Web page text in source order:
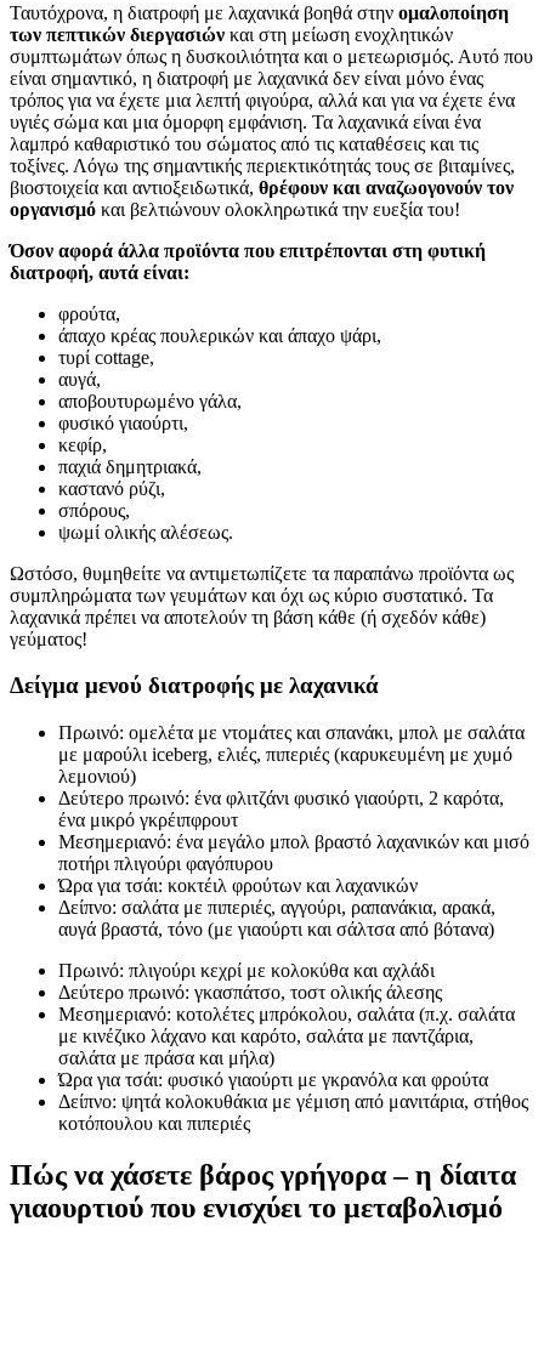
Ταυτόχρονα, η διατροφή με λαχανικά βοηθά στην ομαλοποίηση
των πεπτικών διεργασιών και στη μείωση ενοχλητικών
συμπτωμάτων όπως η δυσκοιλιότητα και ο μετεωρισμός. Αυτό που
είναι σημαντικό, η διατροφή με λαχανικά δεν είναι μόνο ένας
τρόπος για να έχετε μια λεπτή φιγούρα, αλλά και για να έχετε ένα
υγιές σώμα και μια όμορφη εμφάνιση. Τα λαχανικά είναι ένα
λαμπρό καθαριστικό του σώματος από τις καταθέσεις και τις
τοξίνες. Λόγω της σημαντικής περιεκτικότητάς τους σε βιταμίνες,
βιοστοιχεία και αντιοξειδωτικά, θρέφουν και αναζωογονούν τον
οργανισμό και βελτιώνουν ολοκληρωτικά την ευεξία του!
Όσον αφορά άλλα προϊόντα που επιτρέπονται στη φυτική
διατροφή, αυτά είναι:
φρούτα,
άπαχο κρέας πουλερικών και άπαχο ψάρι,
τυρί cottage,
αυγά,
αποβουτυρωμένο γάλα,
φυσικό γιαούρτι,
κεφίρ,
παχιά δημητριακά,
καστανό ρύζι,
σπόρους,
ψωμί ολικής αλέσεως.
Ωστόσο, θυμηθείτε να αντιμετωπίζετε τα παραπάνω προϊόντα ως
συμπληρώματα των γευμάτων και όχι ως κύριο συστατικό. Τα
λαχανικά πρέπει να αποτελούν τη βάση κάθε (ή σχεδόν κάθε)
γεύματος!
Δείγμα μενού διατροφής με λαχανικά
Πρωινό: ομελέτα με ντομάτες και σπανάκι, μπολ με σαλάτα
με μαρούλι iceberg, ελιές, πιπεριές (καρυκευμένη με χυμό
λεμονιού)
Δεύτερο πρωινό: ένα φλιτζάνι φυσικό γιαούρτι, 2 καρότα,
ένα μικρό γκρέιπφρουτ
Μεσημεριανό: ένα μεγάλο μπολ βραστό λαχανικών και μισό
ποτήρι πλιγούρι φαγόπυρου
Ώρα για τσάι: κοκτέιλ φρούτων και λαχανικών
Δείπνο: σαλάτα με πιπεριές, αγγούρι, ραπανάκια, αρακά,
αυγά βραστά, τόνο (με γιαούρτι και σάλτσα από βότανα)
Πρωινό: πλιγούρι κεχρί με κολοκύθα και αχλάδι
Δεύτερο πρωινό: γκασπάτσο, τοστ ολικής άλεσης
Μεσημεριανό: κοτολέτες μπρόκολου, σαλάτα (π.χ. σαλάτα
με κινέζικο λάχανο και καρότο, σαλάτα με παντζάρια,
σαλάτα με πράσα και μήλα)
Ώρα για τσάι: φυσικό γιαούρτι με γκρανόλα και φρούτα
Δείπνο: ψητά κολοκυθάκια με γέμιση από μανιτάρια, στήθος
κοτόπουλου και πιπεριές
Πώς να χάσετε βάρος γρήγορα – η δίαιτα
γιαουρτιού που ενισχύει το μεταβολισμό